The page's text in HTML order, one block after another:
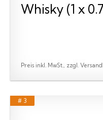
Whisky (1 x
Preis inkl. MwSt., zzgl.
# 3